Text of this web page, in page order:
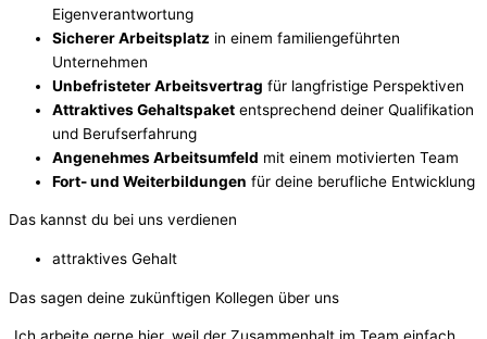
Eigenverantwortung
Sicherer Arbeitsplatz in einem familiengeführten
Unternehmen
Unbefristeter Arbeitsvertrag für langfristige Perspektiven
Attraktives Gehaltspaket entsprechend deiner Qualifikation
und Berufserfahrung
Angenehmes Arbeitsumfeld mit einem motivierten Team
Fort- und Weiterbildungen für deine berufliche Entwicklung
Das kannst du bei uns verdienen
attraktives Gehalt
Das sagen deine zukünftigen Kollegen über uns